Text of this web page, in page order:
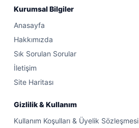
Kurumsal Bilgiler
Anasayfa
Hakkımızda
Sık Sorulan Sorular
İletişim
Site Haritası
Gizlilik & Kullanım
Kullanım Koşulları & Üyelik Sözleşmesi